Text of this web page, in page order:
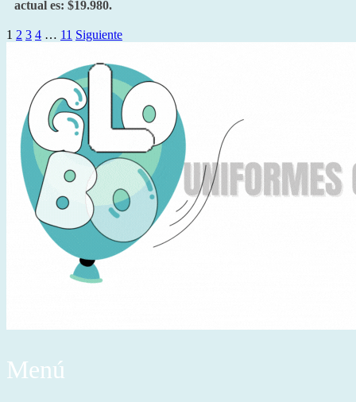
actual es: $19.980.
1 2 3 4 … 11 Siguiente
Menú